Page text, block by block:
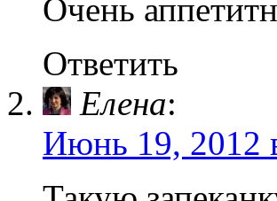
Очень
Ответить
Елена:
Июнь 19, 2012